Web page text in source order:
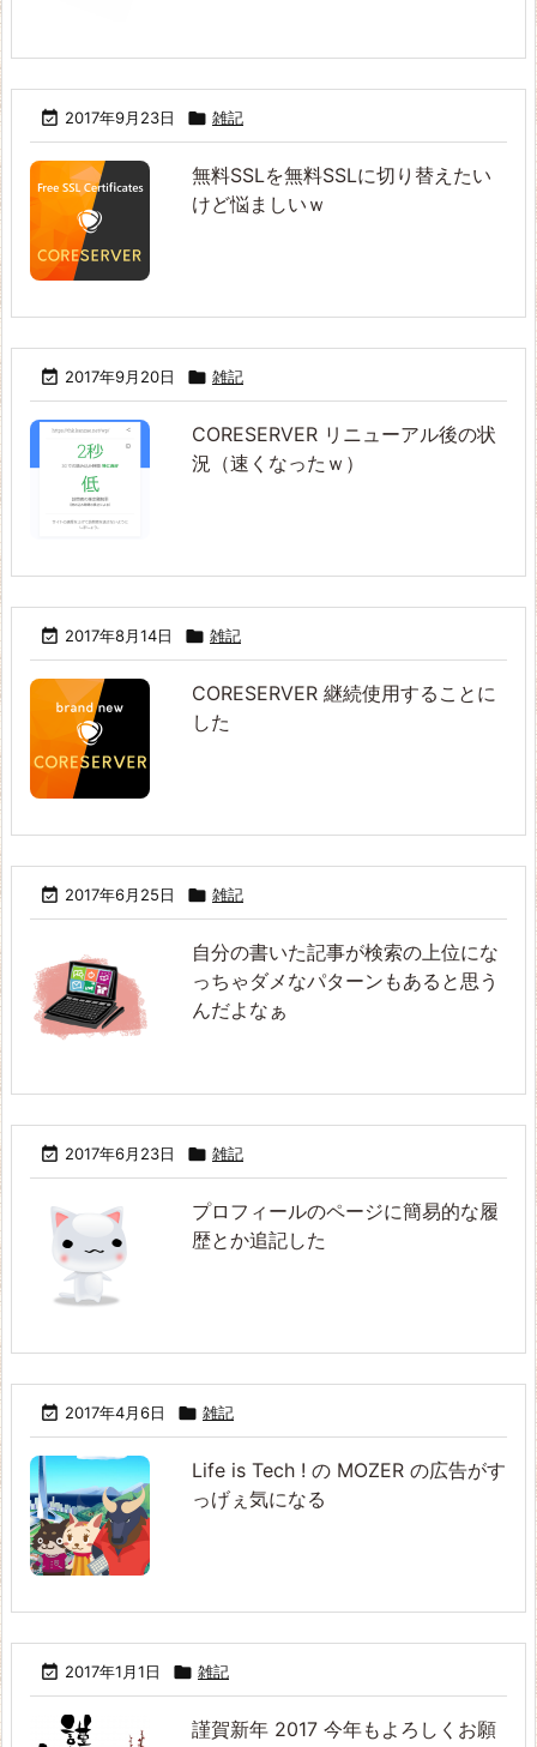
 2017年9月23日  雑記
無料SSLを無料SSLに切り替えたい
けど悩ましいｗ
 2017年9月20日  雑記
CORESERVER リニューアル後の状
況（速くなったｗ）
 2017年8月14日  雑記
CORESERVER 継続使用することに
した
 2017年6月25日  雑記
自分の書いた記事が検索の上位にな
っちゃダメなパターンもあると思う
んだよなぁ
 2017年6月23日  雑記
プロフィールのページに簡易的な履
歴とか追記した
 2017年4月6日  雑記
Life is Tech ! の MOZER の広告がす
っげぇ気になる
 2017年1月1日  雑記
謹賀新年 2017 今年もよろしくお願